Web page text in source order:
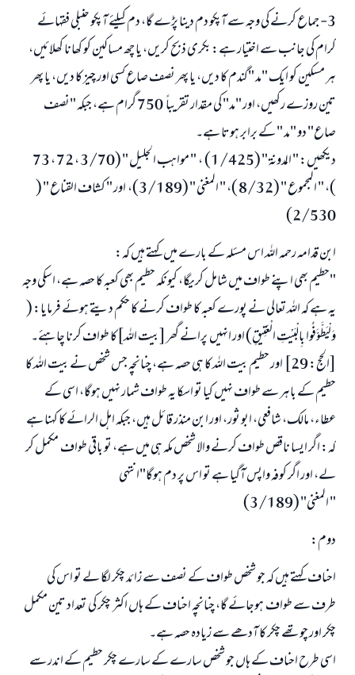
3- جماع کرنے کی وجہ سے آپکو دم دینا پڑے گا، دم کیلئے آپکو حنبلی فقہائے
کرام کی جانب سے اختیار ہے: بکری ذبح کریں، یا چھ مساکین کو کھانا کھلائیں،
ہر مسکین کو ایک "مد "گندم کا دیں، یا پھر نصف صاع کسی اور چیز کا دیں، یا پھر
تین روزے رکھیں، اور "مد" کی مقدار تقریباً 750 گرام ہے، جبکہ "نصف
صاع" دو "مد " کے برابر ہوتا ہے۔
دیکھیں: " المدونۃ " (1/425) ، " مواهب الجليل " (3/70 ، 72 ، 73
)، " المجموع " (8/32 )، " المغنی " (3/189)، اور " كشاف القناع " (
2/530)
ابن قدامہ رحمہ اللہ اس مسئلہ کے بارے میں کہتے ہیں کہ:
"حطیم بھی اپنے طواف میں شامل کریگا، کیونکہ حطیم بھی کعبہ کا حصہ ہے، اسکی وجہ
یہ ہے کہ اللہ تعالی نے پورے کعبہ کا طواف کرنے کا حکم دیتے ہوئے فرمایا: (
وَلْيَطَّوَّفُوا بِالْبَيْتِ الْعَتِيقِ) اور انہیں پرانے گھر [بیت اللہ]کا طواف کرنا چاہئے۔
[الحج: 29] اور حطیم بیت اللہ کا ہی حصہ ہے، چنانچہ جس شخص نے بیت اللہ کا
حطیم کے باہر سے طواف نہیں کیا تو اسکا یہ طواف شمار نہیں ہوگا، اسی کے
عطاء، مالک، شافعی، ابو ثور، اور ابن منذر قائل ہیں، جبکہ اہل الرائے کا کہنا ہے
کہ: اگر ایسا ناقص طواف کرنے والا شخص مکہ ہی میں ہے، تو باقی طواف مکمل کر
لے، اور اگر کوفہ واپس آگیا ہے تو اس پر دم ہوگا"انتہی
" المغنی" (3/189)
دوم:
احناف کہتے ہیں کہ جو شخص طواف کے نصف سے زائد چکر لگا لے تو اس کی
طرف سے طواف ہوجائے گا، چنانچہ احناف کے ہاں اکثر چکر کی تعداد تین مکمل
چکر اور چوتھے چکر کا آدھے سے زیادہ حصہ ہے۔
اسی طرح احناف کے ہاں جو شخص سارے کے سارے چکر حطیم کے اندر سے